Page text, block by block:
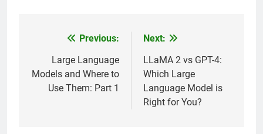
Previous:
Large Language
Models and Where to
Use Them: Part 1
Next:
LLaMA 2 vs GPT-4:
Which Large
Language Model is
Right for You?